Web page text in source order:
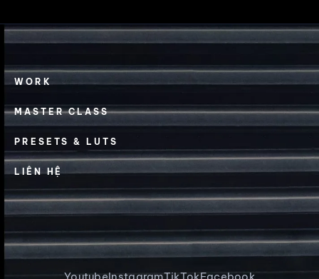
WORK
MASTER CLASS
PRESETS & LUTS
LIÊN HỆ